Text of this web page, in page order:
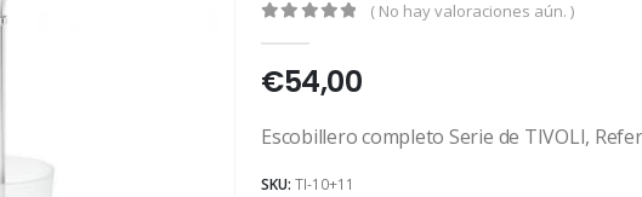
( No hay valoraciones aún. )
€54,00
Escobillero completo Serie de TIVOLI,
SKU: TI-10+11